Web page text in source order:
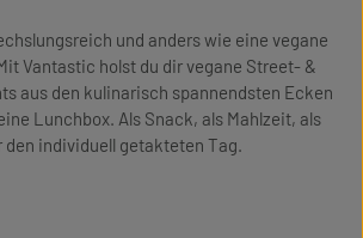
und anders wie eine vegane
Vantastic holst du dir vegane Street- &
aus den kulinarisch spannendsten Ecken
Lunchbox. Als Snack, als Mahlzeit, als
den individuell getakteten Tag.